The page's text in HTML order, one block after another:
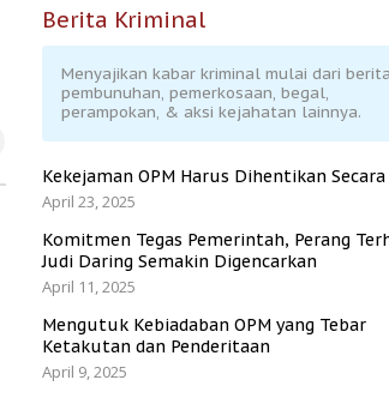
Berita Kriminal
Menyajikan kabar kriminal mulai dari berita
pembunuhan, pemerkosaan, begal,
perampokan, & aksi kejahatan lainnya.
Kekejaman OPM Harus Dihentikan Secara
April 23, 2025
Komitmen Tegas Pemerintah, Perang
Judi Daring Semakin Digencarkan
April 11, 2025
Mengutuk Kebiadaban OPM yang Tebar
Ketakutan dan Penderitaan
April 9, 2025